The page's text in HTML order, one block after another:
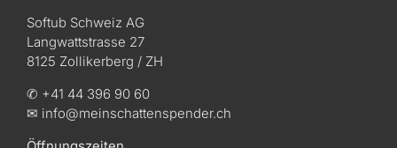
Softub Schweiz AG
Langwattstrasse 27
8125 Zollikerberg / ZH
✆ +41 44 396 90 60
✉ info@meinschattenspender.ch